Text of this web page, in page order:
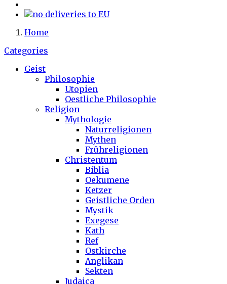
Home
Categories
Geist
Philosophie
Utopien
Oestliche Philosophie
Religion
Mythologie
Naturreligionen
Mythen
Frühreligionen
Christentum
Biblia
Oekumene
Ketzer
Geistliche Orden
Mystik
Exegese
Kath
Ref
Ostkirche
Anglikan
Sekten
Judaica